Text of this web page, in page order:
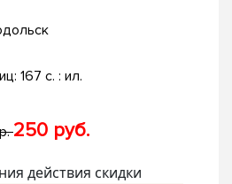
167 с. : ил.
250 руб.
действия скидки